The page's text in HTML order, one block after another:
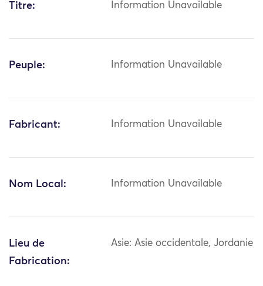
Titre: Information Unavailable
Peuple: Information Unavailable
Fabricant: Information Unavailable
Nom Local: Information Unavailable
Lieu de
Fabrication:
Asie: Asie occidentale, Jordanie